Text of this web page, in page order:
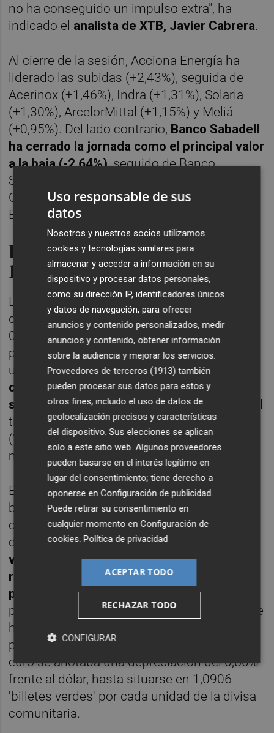
no ha conseguido un impulso extra", ha
indicado el analista de XTB, Javier Cabrera.
Al cierre de la sesión, Acciona Energía ha
liderado las subidas (+2,43%), seguida de
Acerinox (+1,46%), Indra (+1,31%), Solaria
(+1,30%), ArcelorMittal (+1,15%) y Meliá
(+0,95%). Del lado contrario, Banco Sabadell
ha cerrado la jornada como el principal valor
a la baja (-2,64%), seguido de Banco
Santander (-2,18%), Grifols (-1,76%),
CaixaBank (-1,75%), Colonial (-1,58%),
Bankinter (-1,56%) y Telefónica (-1,55%).
La prima, por debajo de los
100 puntos
La evolución en el resto de Europa ha sido
desigual. Mientras que Londres ha caído un
0,95% y Fráncfort ha cerrado prácticamente
plano, París ha avanzado un 0,28% y Milán,
un 0,05%. De su lado,el barril de Brent
cotizaba en 76,55 dólares al cierre de la
sesión bursátil europea, un 0,07% menos,
tiempo que el West Texas Intermediate
(WTI) se situaba en 71,38 dólares, un 0,28%
menos.
En el mercado de deuda, el rendimiento del
bono español con vencimiento a 10 años ha
cerrado la sesión situado en el 2,998%, por
debajo del 3,081% del jueves.
vez que el papel español cierra con un
rendimiento por debajo del 3% desde el
pasado mes de febrero.De esta forma, la
prima de riesgo frente a la deuda alemana se
ha elevado en 1,8 puntos, hasta los 98
puntos básicos. En el mercado de divisas, el
euro se anotaba una depreciación del 0,80%
frente al dólar, hasta situarse en 1,0906
'billetes verdes' por cada unidad de la divisa
comunitaria.
Uso responsable de sus
datos
Nosotros y nuestros socios utilizamos
cookies y tecnologías similares para
almacenar y acceder a información en su
dispositivo y procesar datos personales,
como su dirección IP, identificadores únicos
y datos de navegación, para ofrecer
anuncios y contenido personalizados, medir
anuncios y contenido, obtener información
sobre la audiencia y mejorar los servicios.
Proveedores de terceros (1913) también
pueden procesar sus datos para estos y
otros fines, incluido el uso de datos de
geolocalización precisos y características
del dispositivo. Sus elecciones se aplican
solo a este sitio web. Algunos proveedores
pueden basarse en el interés legítimo en
lugar del consentimiento; tiene derecho a
oponerse enConfiguración de publicidad
Puede retirar su consentimiento en
cualquier momento enConfiguración de
cookies .Política de privacidad
ACEPTAR TODO
RECHAZAR TODO
CONFIGURAR